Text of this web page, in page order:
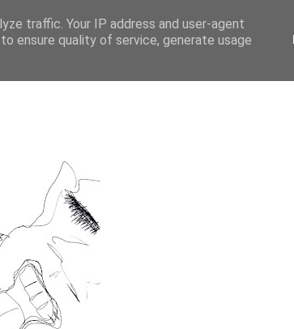
traffic. Your IP address and user-agent
ensure quality of service, generate usage